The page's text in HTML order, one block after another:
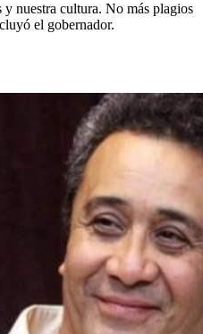
y nuestra cultura. No más plagios
el gobernador.